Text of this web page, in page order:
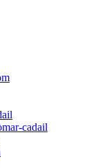
cadail